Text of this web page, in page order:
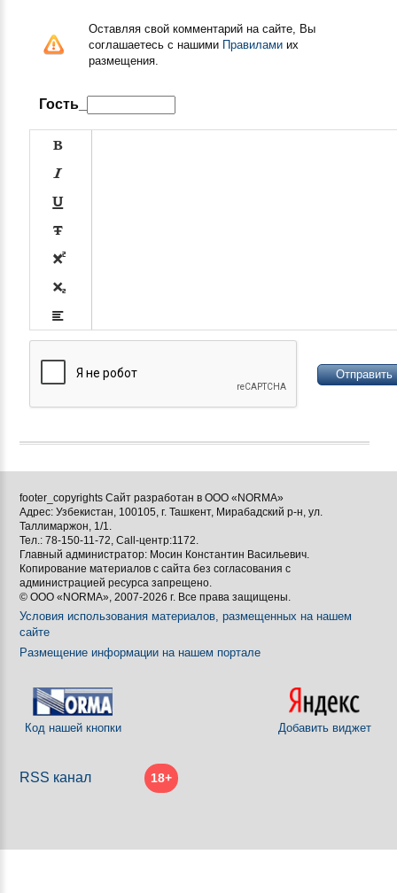
Оставляя свой комментарий на сайте, Вы
соглашаетесь с нашими Правилами их
размещения.
Гость_










[BBCODE]
footer_copyrights Сайт разработан в ООО «NORMA»
Адрес: Узбекистан, 100105, г. Ташкент, Мирабадский р-н, ул.
Таллимаржон, 1/1.
Тел.: 78-150-11-72, Call-центр:1172.
Главный администратор: Мосин Константин Васильевич.
Копирование материалов с сайта без согласования с
администрацией ресурса запрещено.
© ООО «NORMA», 2007-2026 г. Все права защищены.
Условия использования материалов, размещенных на нашем
сайте
Размещение информации на нашем портале
Код нашей кнопки Добавить виджет
RSS канал 18+